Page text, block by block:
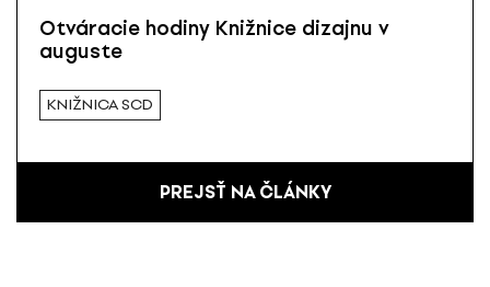
Otváracie hodiny Knižnice dizajnu v
auguste
KNIŽNICA SCD
PREJSŤ NA ČLÁNKY